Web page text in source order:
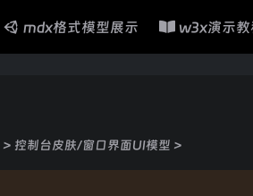
mdx格式模型展示 w3x演示教
> 控制台皮肤/窗口界面UI模型 >